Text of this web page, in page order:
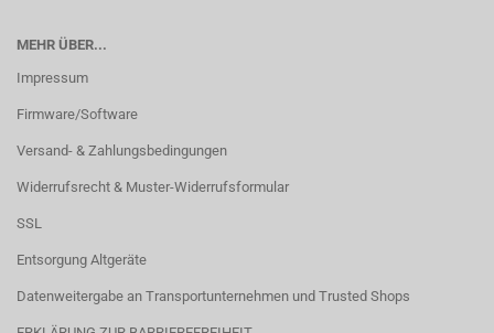
MEHR ÜBER...
Impressum
Firmware/Software
Versand- & Zahlungsbedingungen
Widerrufsrecht & Muster-Widerrufsformular
SSL
Entsorgung Altgeräte
Datenweitergabe an Transportunternehmen und Trusted Shops